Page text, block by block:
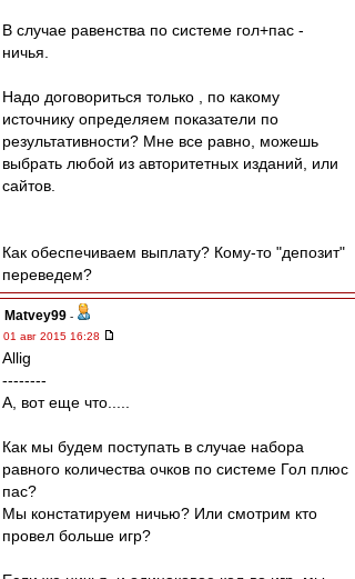
В случае равенства по системе гол+пас -
ничья.
Надо договориться только , по какому
источнику определяем показатели по
результативности? Мне все равно, можешь
выбрать любой из авторитетных изданий, или
сайтов.
Как обеспечиваем выплату? Кому-то "депозит"
переведем?
Matvey99 -
01 авг 2015 16:28
Allig
--------
А, вот еще что.....
Как мы будем поступать в случае набора
равного количества очков по системе Гол плюс
пас?
Мы констатируем ничью? Или смотрим кто
провел больше игр?